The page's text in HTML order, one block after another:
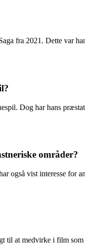
fra 2021. Dette var
Dog har hans
områder?
også vist interesse
til at medvirke i film